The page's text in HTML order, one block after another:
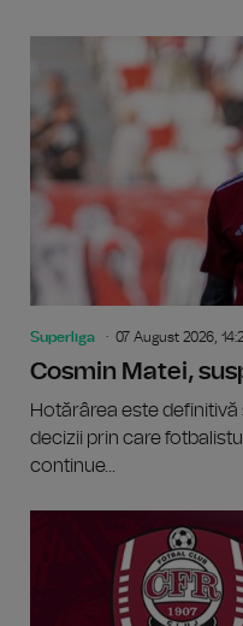
Superliga 07 August 2026,
Cosmin Matei,
Hotărârea este
decizii prin care
continue...